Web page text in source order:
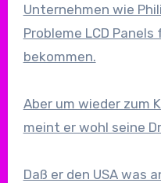
Unternehmen wie
Probleme LCD
bekommen.
Aber um wieder zum
meint er wohl seine
Daß er den USA was